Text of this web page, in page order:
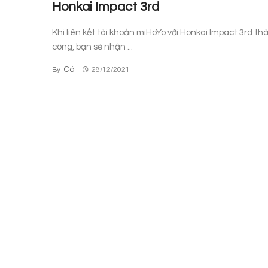
Honkai Impact 3rd
Khi liên kết tài khoản miHoYo với Honkai Impact 3rd
công, bạn sẽ nhận ...
By Cá 28/12/2021